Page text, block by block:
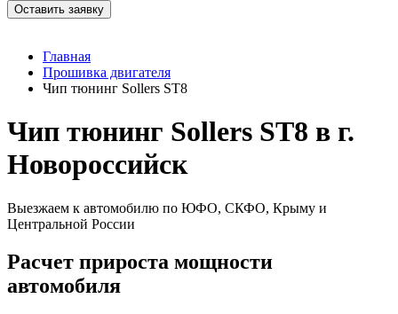
Оставить заявку
Главная
Прошивка двигателя
Чип тюнинг Sollers ST8
Чип тюнинг Sollers ST8 в г.
Новороссийск
Выезжаем к автомобилю по ЮФО, СКФО, Крыму и
Центральной России
Расчет прироста мощности
автомобиля